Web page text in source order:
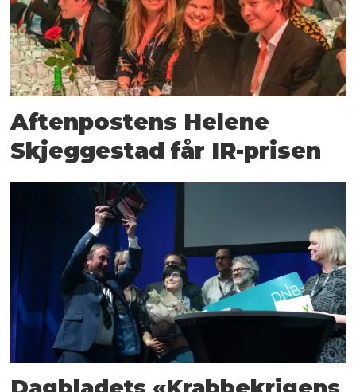
Aftenpostens Helene
Skjeggestad får IR-prisen